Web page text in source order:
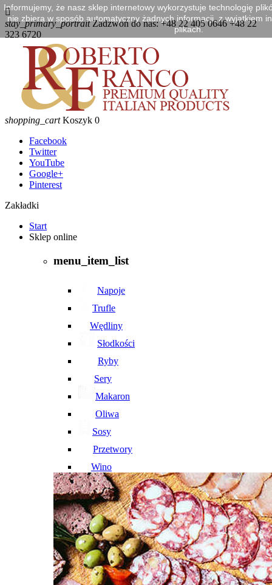

stay_primary_portraitZadzwoń do nas:+48 22 405 0646 +48 22
323 6720
shopping_cart Koszyk 0
Facebook
Twitter
YouTube
Google+
Pinterest
Zakładki
Start
Sklep online
menu_item_list
Napoje
Trufle
Wędliny
Słodkości
Ryby
Sery
Makaron
Oliwa
Sosy
Przetwory
Wino
Informujemy, że nasz sklep internetowy wykorzystuje technologię
nie zbiera w sposób automatyczny żadnych informacji, z wyjątkiem
plikach.